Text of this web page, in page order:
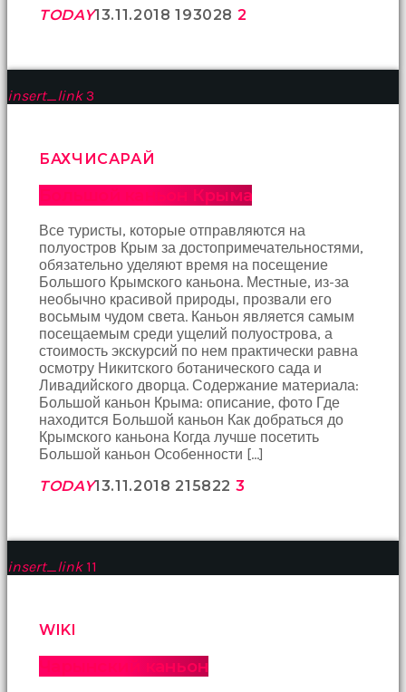
TODAY13.11.2018 193028 2
insert_link 3
БАХЧИСАРАЙ
Большой каньон Крыма
Все туристы, которые отправляются на
полуостров Крым за достопримечательностями,
обязательно уделяют время на посещение
Большого Крымского каньона. Местные, из-за
необычно красивой природы, прозвали его
восьмым чудом света. Каньон является самым
посещаемым среди ущелий полуострова, а
стоимость экскурсий по нем практически равна
осмотру Никитского ботанического сада и
Ливадийского дворца. Содержание материала:
Большой каньон Крыма: описание, фото Где
находится Большой каньон Как добраться до
Крымского каньона Когда лучше посетить
Большой каньон Особенности […]
TODAY13.11.2018 215822 3
insert_link 11
WIKI
Чарынский каньон